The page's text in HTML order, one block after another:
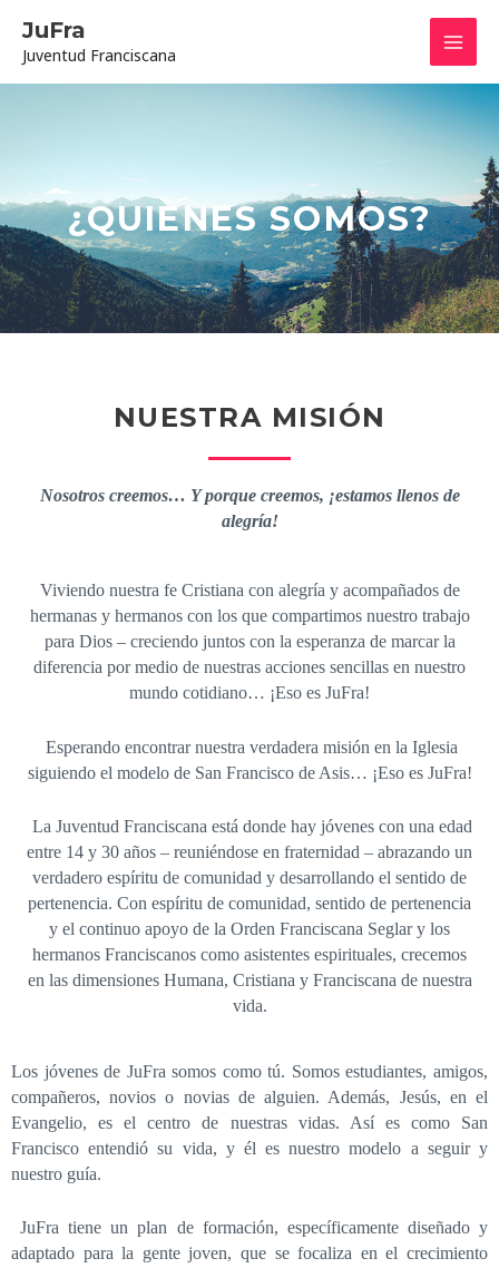
contenido
JuFra
Juventud Franciscana
Main
¿QUIENES SOMOS?
NUESTRA MISIÓN
Nosotros creemos… Y porque creemos, ¡estamos llenos de
alegría!
Viviendo nuestra fe Cristiana con alegría y acompañados de
hermanas y hermanos con los que compartimos nuestro trabajo
para Dios – creciendo juntos con la esperanza de marcar la
diferencia por medio de nuestras acciones sencillas en nuestro
mundo cotidiano… ¡Eso es JuFra!
Esperando encontrar nuestra verdadera misión en la Iglesia
siguiendo el modelo de San Francisco de Asis… ¡Eso es JuFra!
La Juventud Franciscana está donde hay jóvenes con una edad
entre 14 y 30 años – reuniéndose en fraternidad – abrazando un
verdadero espíritu de comunidad y desarrollando el sentido de
pertenencia. Con espíritu de comunidad, sentido de pertenencia
y el continuo apoyo de la Orden Franciscana Seglar y los
hermanos Franciscanos como asistentes espirituales, crecemos
en las dimensiones Humana, Cristiana y Franciscana de nuestra
vida.
Los jóvenes de JuFra somos como tú. Somos estudiantes, amigos,
compañeros, novios o novias de alguien. Además, Jesús, en el
Evangelio, es el centro de nuestras vidas. Así es como San
Francisco entendió su vida, y él es nuestro modelo a seguir y
nuestro guía.
JuFra tiene un plan de formación, específicamente diseñado y
adaptado para la gente joven, que se focaliza en el crecimiento